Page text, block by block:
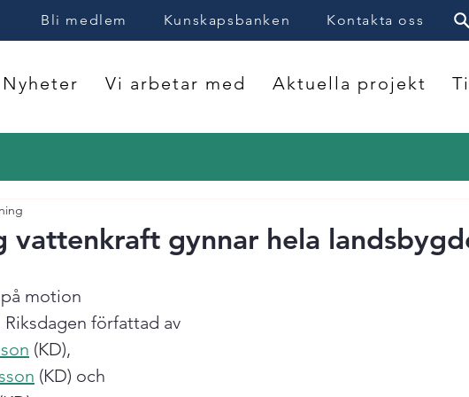
Bli medlem Kunskapsbanken Kontakta oss
Nyheter Vi arbetar med Aktuella projekt
vattenkraft gynnar hela
motion
Riksdagen författad av
(KD),
(KD) och